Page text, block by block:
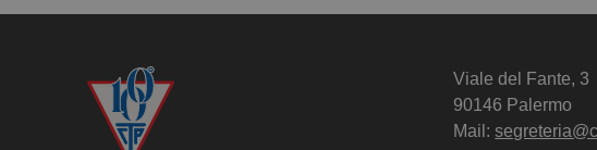
Viale del Fante, 3
90146 Palermo
Mail: